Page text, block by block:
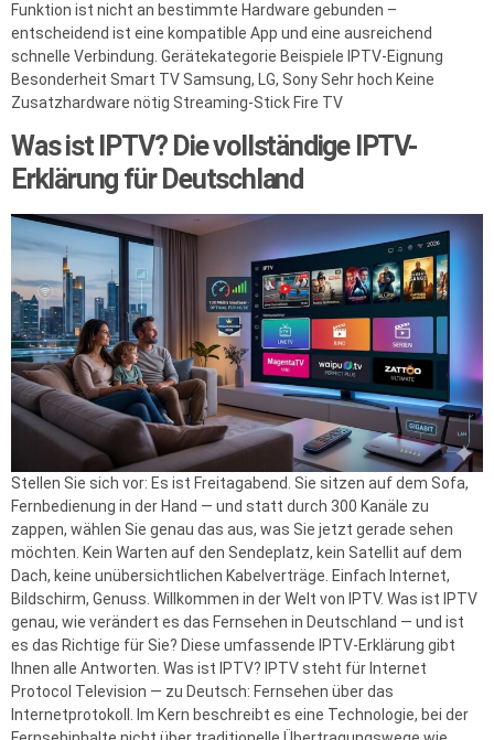
Funktion ist nicht an bestimmte Hardware gebunden –
entscheidend ist eine kompatible App und eine ausreichend
schnelle Verbindung. Gerätekategorie Beispiele IPTV-Eignung
Besonderheit Smart TV Samsung, LG, Sony Sehr hoch Keine
Zusatzhardware nötig Streaming-Stick Fire TV
Was ist IPTV? Die vollständige IPTV-
Erklärung für Deutschland
Stellen Sie sich vor: Es ist Freitagabend. Sie sitzen auf dem Sofa,
Fernbedienung in der Hand — und statt durch 300 Kanäle zu
zappen, wählen Sie genau das aus, was Sie jetzt gerade sehen
möchten. Kein Warten auf den Sendeplatz, kein Satellit auf dem
Dach, keine unübersichtlichen Kabelverträge. Einfach Internet,
Bildschirm, Genuss. Willkommen in der Welt von IPTV. Was ist IPTV
genau, wie verändert es das Fernsehen in Deutschland — und ist
es das Richtige für Sie? Diese umfassende IPTV-Erklärung gibt
Ihnen alle Antworten. Was ist IPTV? IPTV steht für Internet
Protocol Television — zu Deutsch: Fernsehen über das
Internetprotokoll. Im Kern beschreibt es eine Technologie, bei der